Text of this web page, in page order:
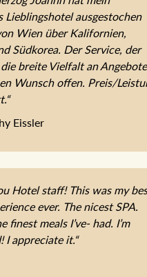
Joahnn hat mein
Lieblingshotel ausgestochen
Wien über Kalifornien,
Südkorea. Der Service, der
breite Vielfalt an Angeboten
Wunsch offen.
Hotel staff! This was my best
ever. The nicest SPA.
finest meals I’ve- had. I’m